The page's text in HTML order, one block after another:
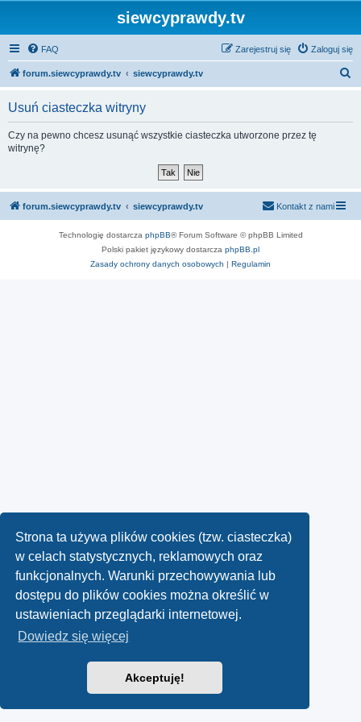
Strona ta używa plików cookies (tzw. ciasteczka)
w celach statystycznych, reklamowych oraz
funkcjonalnych. Warunki przechowywania lub
dostępu do plików cookies można określić w
ustawieniach przeglądarki internetowej.
Dowiedz się więcej
Akceptuję!
siewcyprawdy.tv
FAQ Zaloguj się
Zarejestruj się
forum.siewcyprawdy.tv siewcyprawdy.tv
Usuń ciasteczka witryny
Czy na pewno chcesz usunąć wszystkie ciasteczka utworzone przez tę
witrynę?
forum.siewcyprawdy.tv siewcyprawdy.tv Kontakt z nami
Technologię dostarcza phpBB® Forum Software © phpBB Limited
Polski pakiet językowy dostarcza phpBB.pl
Zasady ochrony danych osobowych | Regulamin